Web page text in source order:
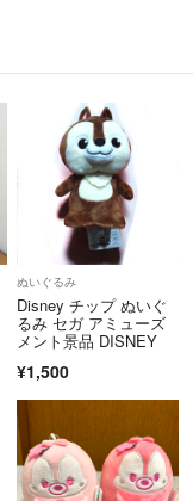
ぬいぐるみ
Disney チップ ぬいぐ
るみ セガ アミューズ
メント景品 DISNEY
¥1,500